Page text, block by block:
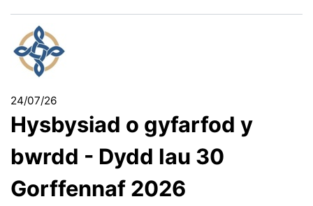
24/07/26
Hysbysiad o gyfarfod y
bwrdd - Dydd Iau 30
Gorffennaf 2026